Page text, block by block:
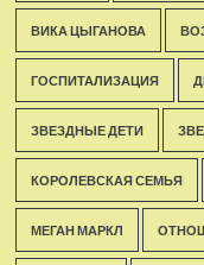
ВИКА ЦЫГАНОВА
ГОСПИТАЛИЗАЦИЯ
ЗВЕЗДНЫЕ ДЕТИ
КОРОЛЕВСКАЯ СЕМЬЯ
МЕГАН МАРКЛ